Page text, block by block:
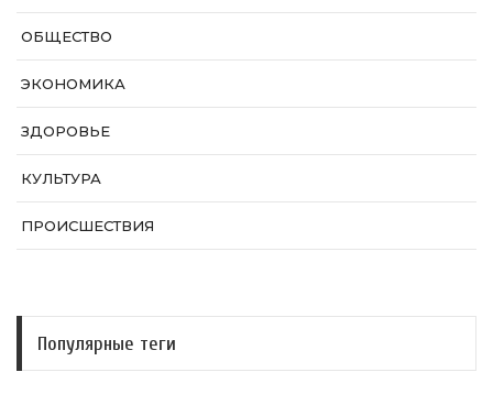
ОБЩЕСТВО
ЭКОНОМИКА
ЗДОРОВЬЕ
КУЛЬТУРА
ПРОИСШЕСТВИЯ
Популярные теги